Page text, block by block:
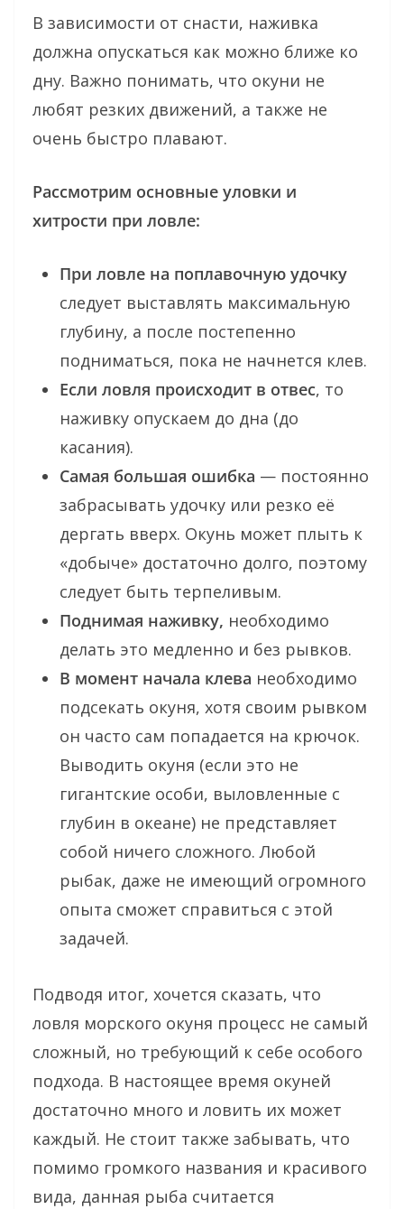
В зависимости от снасти, наживка
должна опускаться как можно ближе ко
дну. Важно понимать, что окуни не
любят резких движений, а также не
очень быстро плавают.
Рассмотрим основные уловки и
хитрости при ловле:
При ловле на поплавочную удочку
следует выставлять максимальную
глубину, а после постепенно
подниматься, пока не начнется клев.
Если ловля происходит в отвес, то
наживку опускаем до дна (до
касания).
Самая большая ошибка — постоянно
забрасывать удочку или резко её
дергать вверх. Окунь может плыть к
«добыче» достаточно долго, поэтому
следует быть терпеливым.
Поднимая наживку, необходимо
делать это медленно и без рывков.
В момент начала клева необходимо
подсекать окуня, хотя своим рывком
он часто сам попадается на крючок.
Выводить окуня (если это не
гигантские особи, выловленные с
глубин в океане) не представляет
собой ничего сложного. Любой
рыбак, даже не имеющий огромного
опыта сможет справиться с этой
задачей.
Подводя итог, хочется сказать, что
ловля морского окуня процесс не самый
сложный, но требующий к себе особого
подхода. В настоящее время окуней
достаточно много и ловить их может
каждый. Не стоит также забывать, что
помимо громкого названия и красивого
вида, данная рыба считается